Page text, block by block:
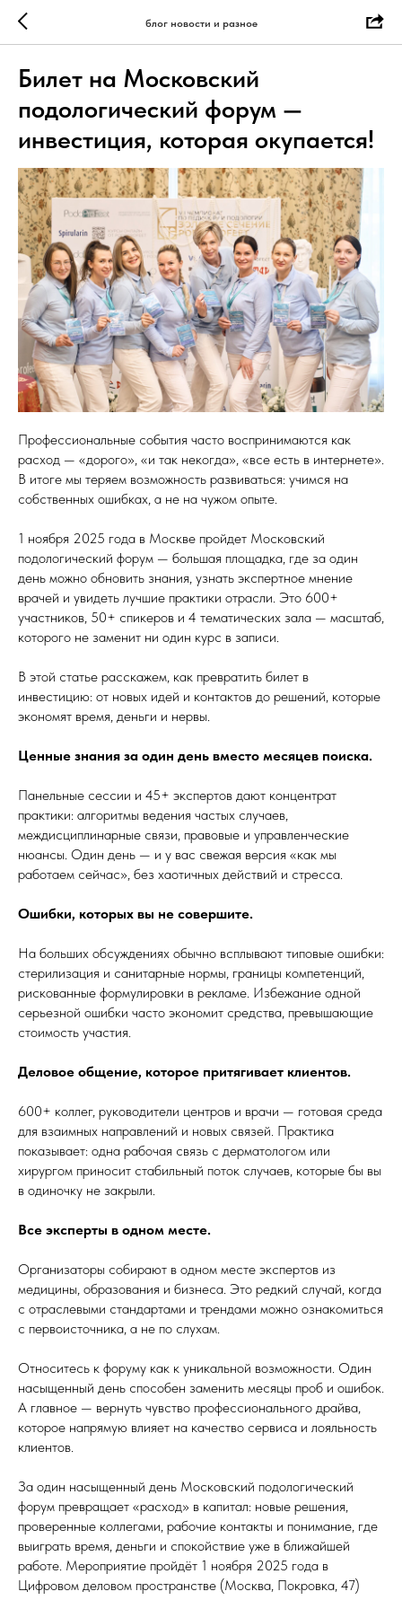
блог новости и разное
Билет на Московский
подологический форум —
инвестиция, которая окупается!
Профессиональные события часто воспринимаются как
расход — «дорого», «и так некогда», «все есть в интернете».
В итоге мы теряем возможность развиваться: учимся на
собственных ошибках, а не на чужом опыте.
1 ноября 2025 года в Москве пройдет Московский
подологический форум — большая площадка, где за один
день можно обновить знания, узнать экспертное мнение
врачей и увидеть лучшие практики отрасли. Это 600+
участников, 50+ спикеров и 4 тематических зала — масштаб,
которого не заменит ни один курс в записи.
В этой статье расскажем, как превратить билет в
инвестицию: от новых идей и контактов до решений, которые
экономят время, деньги и нервы.
Ценные знания за один день вместо месяцев поиска.
Панельные сессии и 45+ экспертов дают концентрат
практики: алгоритмы ведения частых случаев,
междисциплинарные связи, правовые и управленческие
нюансы. Один день — и у вас свежая версия «как мы
работаем сейчас», без хаотичных действий и стресса.
Ошибки, которых вы не совершите.
На больших обсуждениях обычно всплывают типовые ошибки:
стерилизация и санитарные нормы, границы компетенций,
рискованные формулировки в рекламе. Избежание одной
серьезной ошибки часто экономит средства, превышающие
стоимость участия.
Деловое общение, которое притягивает клиентов.
600+ коллег, руководители центров и врачи — готовая среда
для взаимных направлений и новых связей. Практика
показывает: одна рабочая связь с дерматологом или
хирургом приносит стабильный поток случаев, которые бы вы
в одиночку не закрыли.
Все эксперты в одном месте.
Организаторы собирают в одном месте экспертов из
медицины, образования и бизнеса. Это редкий случай, когда
с отраслевыми стандартами и трендами можно ознакомиться
с первоисточника, а не по слухам.
Относитесь к форуму как к уникальной возможности. Один
насыщенный день способен заменить месяцы проб и ошибок.
А главное — вернуть чувство профессионального драйва,
которое напрямую влияет на качество сервиса и лояльность
клиентов.
За один насыщенный день Московский подологический
форум превращает «расход» в капитал: новые решения,
проверенные коллегами, рабочие контакты и понимание, где
выиграть время, деньги и спокойствие уже в ближайшей
работе. Мероприятие пройдёт 1 ноября 2025 года в
Цифровом деловом пространстве (Москва, Покровка, 47)